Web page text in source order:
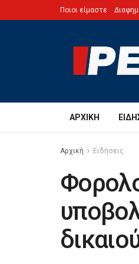
Ποιοι είμαστε
ΑΡΧΙΚΉ
Αρχική Ειδήσεις